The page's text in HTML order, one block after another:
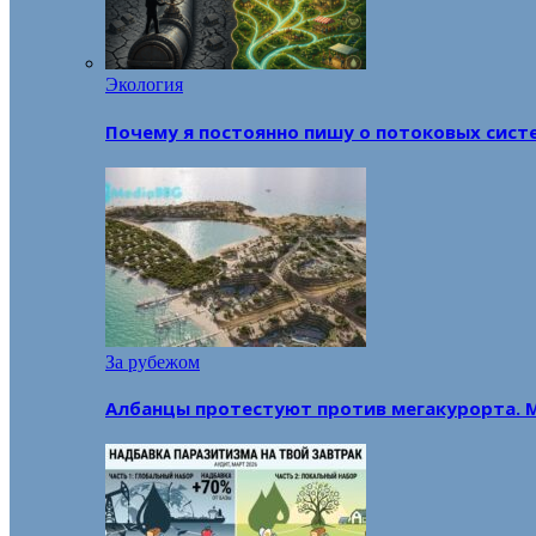
Экология
Почему я постоянно пишу о потоковых
За рубежом
Албанцы протестуют против мегакурорта.